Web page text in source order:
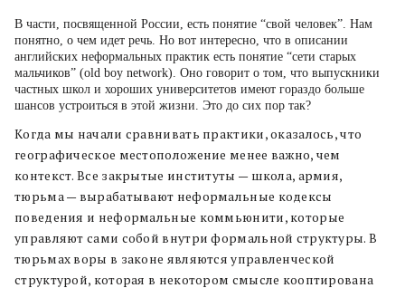
В части, посвященной России, есть понятие “свой человек”. Нам
понятно, о чем идет речь. Но вот интересно, что в описании
английских неформальных практик есть понятие “сети старых
мальчиков” (old boy network). Оно говорит о том, что выпускники
частных школ и хороших университетов имеют гораздо больше
шансов устроиться в этой жизни. Это до сих пор так?
Когда мы начали сравнивать практики, оказалось, что
географическое местоположение менее важно, чем
контекст. Все закрытые институты — школа, армия,
тюрьма — вырабатывают неформальные кодексы
поведения и неформальные коммьюнити, которые
управляют сами собой внутри формальной структуры. В
тюрьмах воры в законе являются управленческой
структурой, которая в некотором смысле кооптирована